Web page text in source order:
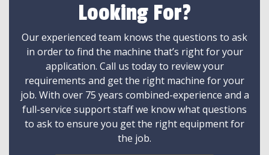
Looking For?
Our experienced team knows the questions to ask
in order to find the machine that’s right for your
application. Call us today to review your
requirements and get the right machine for your
job. With over 75 years combined-experience and a
full-service support staff we know what questions
to ask to ensure you get the right equipment for
the job.